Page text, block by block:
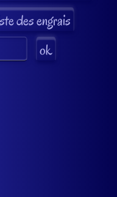
des engrais